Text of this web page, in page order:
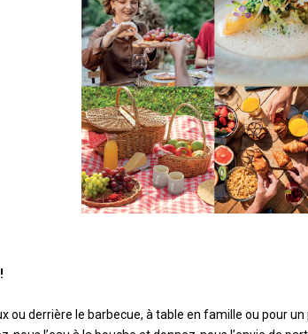
ou derrière le barbecue, à table en famille ou pour